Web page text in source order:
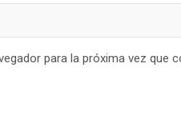
para la próxima vez que